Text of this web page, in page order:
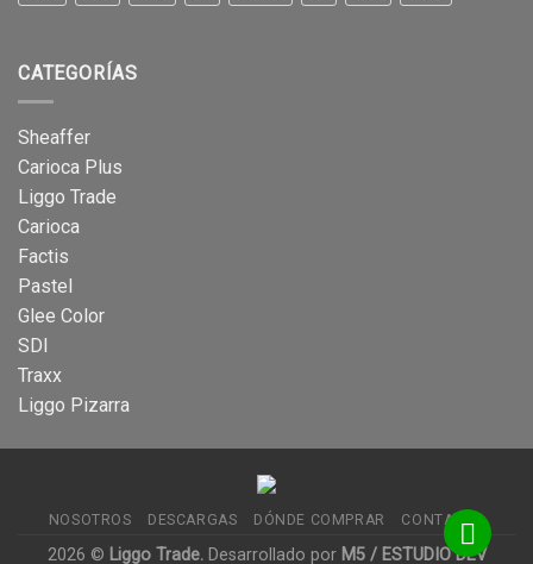
CATEGORÍAS
Sheaffer
Carioca Plus
Liggo Trade
Carioca
Factis
Pastel
Glee Color
SDI
Traxx
Liggo Pizarra
NOSOTROS DESCARGAS DÓNDE COMPRAR CONTACTO
2026 © Liggo Trade.Desarrollado por M5 / ESTUDIO DEV